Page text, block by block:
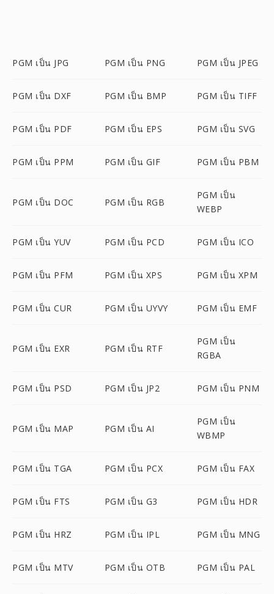
PGM เป็น JPG PGM เป็น PNG PGM เป็น JPEG
PGM เป็น DXF PGM เป็น BMP PGM เป็น TIFF
PGM เป็น PDF PGM เป็น EPS PGM เป็น SVG
PGM เป็น PPM PGM เป็น GIF PGM เป็น PBM
PGM เป็น DOC PGM เป็น RGB
PGM เป็น
WEBP
PGM เป็น YUV PGM เป็น PCD PGM เป็น ICO
PGM เป็น PFM PGM เป็น XPS PGM เป็น XPM
PGM เป็น CUR PGM เป็น UYVY PGM เป็น EMF
PGM เป็น EXR PGM เป็น RTF
PGM เป็น
RGBA
PGM เป็น PSD PGM เป็น JP2 PGM เป็น PNM
PGM เป็น MAP PGM เป็น AI
PGM เป็น
WBMP
PGM เป็น TGA PGM เป็น PCX PGM เป็น FAX
PGM เป็น FTS PGM เป็น G3 PGM เป็น HDR
PGM เป็น HRZ PGM เป็น IPL PGM เป็น MNG
PGM เป็น MTV PGM เป็น OTB PGM เป็น PAL